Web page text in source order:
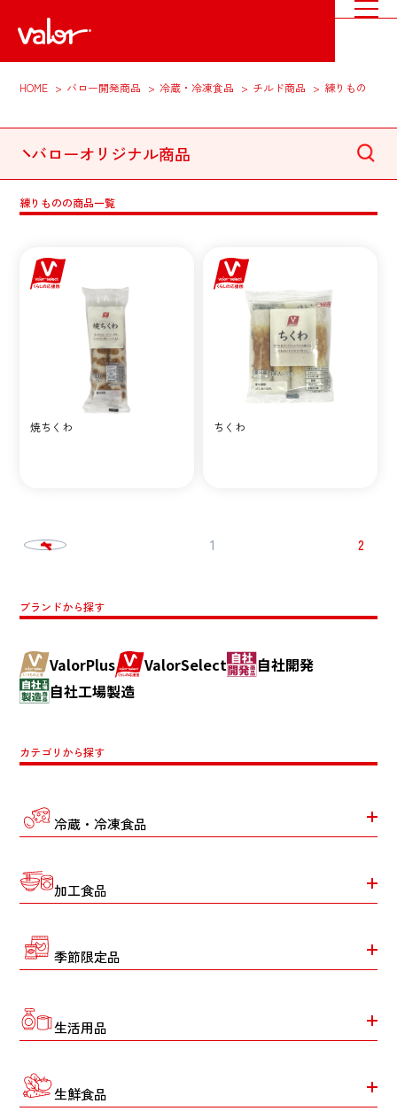
HOME バロー開発商品 冷蔵・冷凍食品 チルド商品 練りもの
バローオリジナル商品
練りものの商品一覧
焼ちくわ ちくわ
投
の
ー
ジ
り
1 2
ブランドから探す
ValorPlus ValorSelect
自社開発
自社工場製造
カテゴリから探す
冷蔵・冷凍食品
加工食品
季節限定品
生活用品
生鮮食品